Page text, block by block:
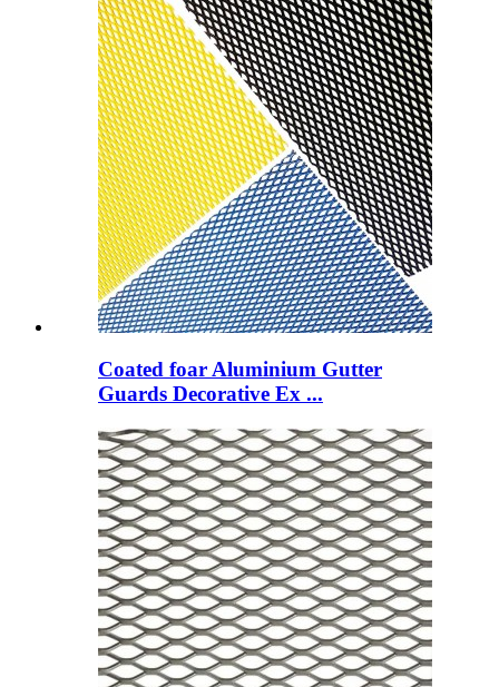
Coated foar Aluminium Gutter
Guards Decorative Ex ...